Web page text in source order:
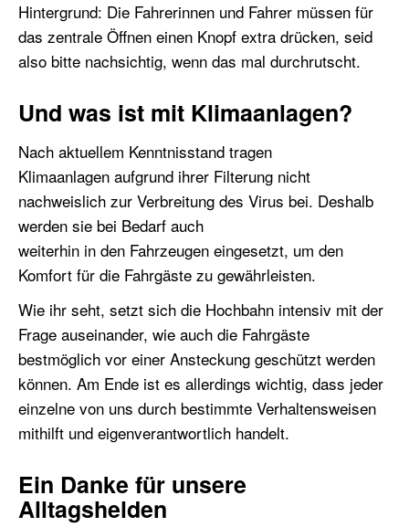
Hintergrund: Die Fahrerinnen und Fahrer müssen für
das zentrale Öffnen einen Knopf extra drücken, seid
also bitte nachsichtig, wenn das mal durchrutscht.
Und was ist mit Klimaanlagen?
Nach aktuellem Kenntnisstand tragen
Klimaanlagen aufgrund ihrer Filterung nicht
nachweislich zur Verbreitung des Virus bei. Deshalb
werden sie bei Bedarf auch
weiterhin in den Fahrzeugen eingesetzt, um den
Komfort für die Fahrgäste zu gewährleisten.
Wie ihr seht, setzt sich die Hochbahn intensiv mit der
Frage auseinander, wie auch die Fahrgäste
bestmöglich vor einer Ansteckung geschützt werden
können. Am Ende ist es allerdings wichtig, dass jeder
einzelne von uns durch bestimmte Verhaltensweisen
mithilft und eigenverantwortlich handelt.
Ein Danke für unsere
Alltagshelden